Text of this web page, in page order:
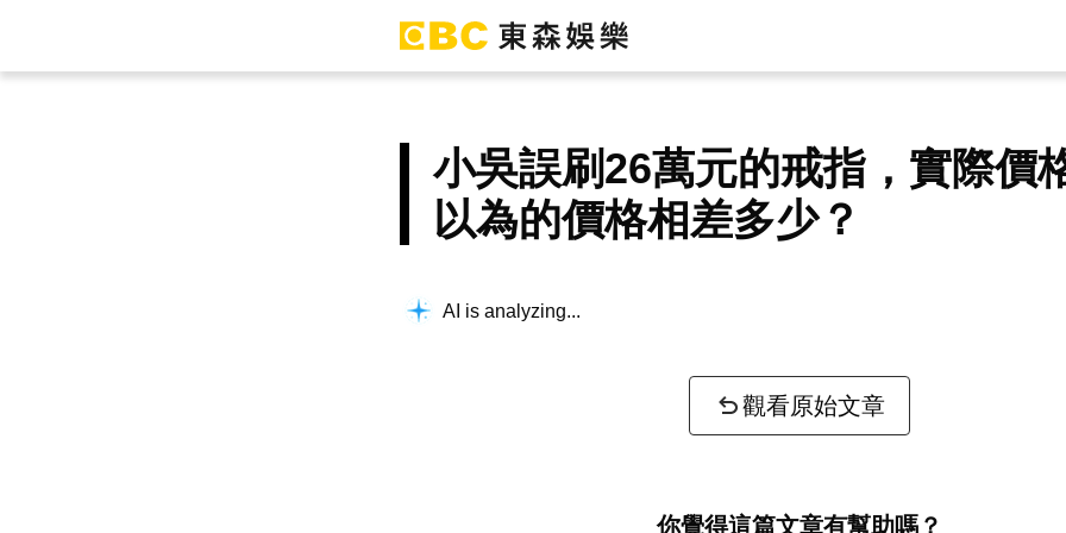
小吳誤刷26萬元的戒指，實際價
以為的價格相差多少？
AI is analyzing...
觀看原始文章
你覺得這篇文章有幫助嗎？